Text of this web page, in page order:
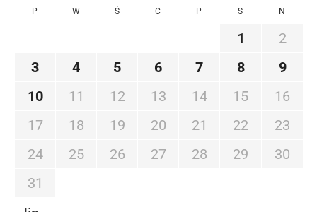
P W Ś C P S N
1
2
3
4 5 6 7 8
9
10
11 12 13 14 15
16
17
18 19 20 21 22
23
24
25 26 27 28 29
30
31